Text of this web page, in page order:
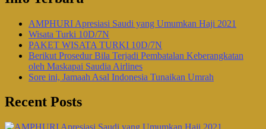
AMPHURI Apresiasi Saudi yang Umumkan Haji 2021
Wisata Turki 10D/7N
PAKET WISATA TURKI 10D/7N
Berikut Prosedur Bila Terjadi Pembatalan Keberangkatan
oleh Maskapai Saudia Airlines
Sore ini, Jamaah Asal Indonesia Tunaikan Umrah
Recent Posts